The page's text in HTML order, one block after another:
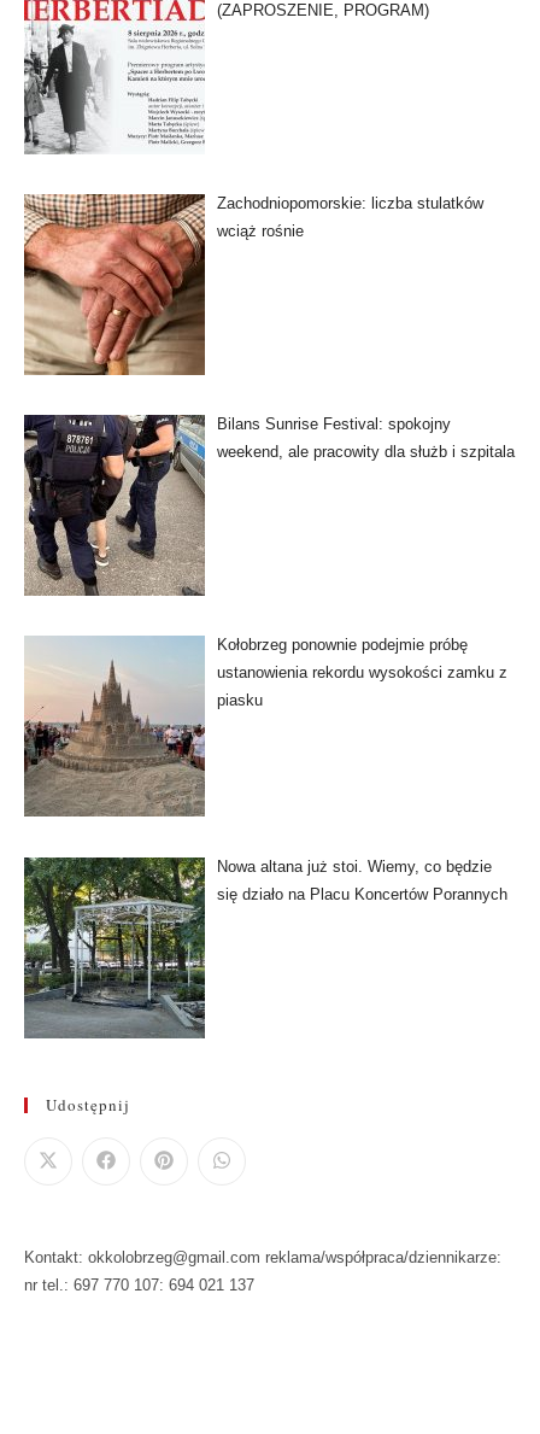
(ZAPROSZENIE, PROGRAM)
Zachodniopomorskie: liczba stulatków
wciąż rośnie
Bilans Sunrise Festival: spokojny
weekend, ale pracowity dla służb i szpitala
Kołobrzeg ponownie podejmie próbę
ustanowienia rekordu wysokości zamku z
piasku
Nowa altana już stoi. Wiemy, co będzie
się działo na Placu Koncertów Porannych
Udostępnij
Kontakt: okkolobrzeg@gmail.com reklama/współpraca/dziennikarze:
nr tel.: 697 770 107: 694 021 137